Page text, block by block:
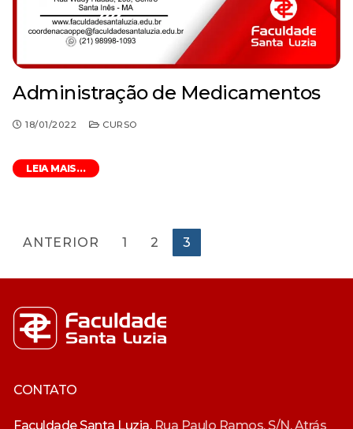
Administração de Medicamentos
18/01/2022 CURSO
LEIA MAIS...
Paginação
ANTERIOR 1 2 3
CONTATO
Faculdade Santa Luzia. Rua Paulo Ramos, S/N, Atrás